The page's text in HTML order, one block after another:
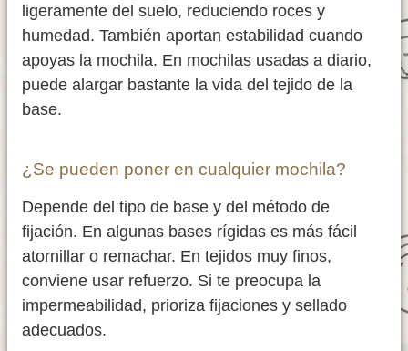
ligeramente del suelo, reduciendo roces y
humedad. También aportan estabilidad cuando
apoyas la mochila. En mochilas usadas a diario,
puede alargar bastante la vida del tejido de la
base.
¿Se pueden poner en cualquier mochila?
Depende del tipo de base y del método de
fijación. En algunas bases rígidas es más fácil
atornillar o remachar. En tejidos muy finos,
conviene usar refuerzo. Si te preocupa la
impermeabilidad, prioriza fijaciones y sellado
adecuados.